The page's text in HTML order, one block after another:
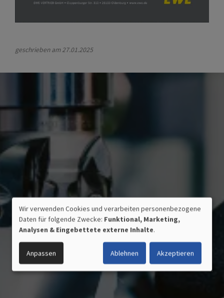
geschrieben am 27.01.2025
VERWENDUNG
PERSONENBEZOGENER
DATEN
UND
COOKIES
Wir verwenden Cookies und verarbeiten personenbezogene
Daten für folgende Zwecke: Funktional, Marketing,
Analysen & Eingebettete externe Inhalte.
Anpassen Ablehnen Akzeptieren